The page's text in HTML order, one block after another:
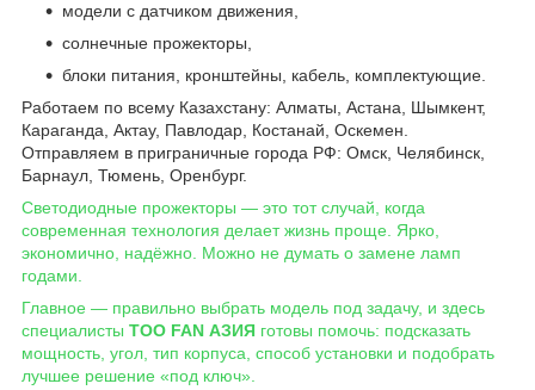
модели с датчиком движения,
солнечные прожекторы,
блоки питания, кронштейны, кабель, комплектующие.
Работаем по всему Казахстану: Алматы, Астана, Шымкент,
Караганда, Актау, Павлодар, Костанай, Оскемен.
Отправляем в приграничные города РФ: Омск, Челябинск,
Барнаул, Тюмень, Оренбург.
Светодиодные прожекторы — это тот случай, когда
современная технология делает жизнь проще. Ярко,
экономично, надёжно. Можно не думать о замене ламп
годами.
Главное — правильно выбрать модель под задачу, и здесь
специалисты ТОО FAN АЗИЯ готовы помочь: подсказать
мощность, угол, тип корпуса, способ установки и подобрать
лучшее решение «под ключ».